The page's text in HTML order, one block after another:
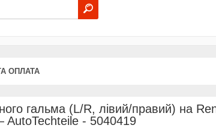
ОПЛАТА
гальма (L/R, лівий/правий) на
- 5040419